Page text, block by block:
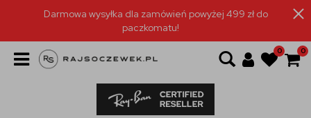
Darmowa wysyłka dla zamówień powyżej 499 zł do
paczkomatu!
0 0